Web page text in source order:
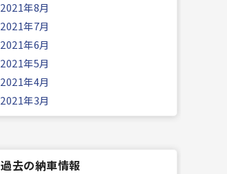
2021年8月
2021年7月
2021年6月
2021年5月
2021年4月
2021年3月
過去の納車情報